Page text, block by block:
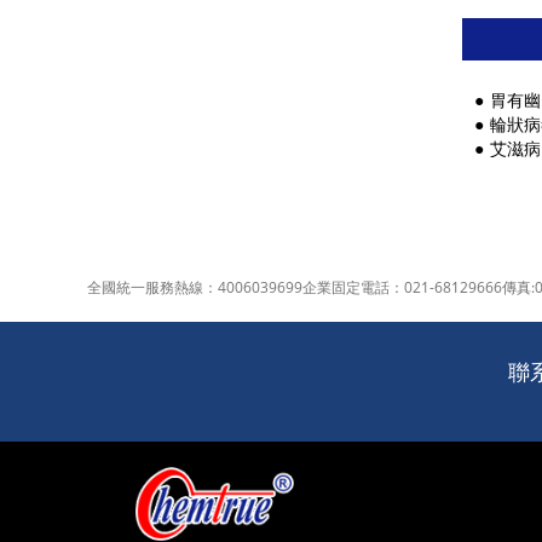
胃有
輪狀
艾滋
全國統一服務熱線： 4006039699企業固定電話： 021-68129666傳真
聯